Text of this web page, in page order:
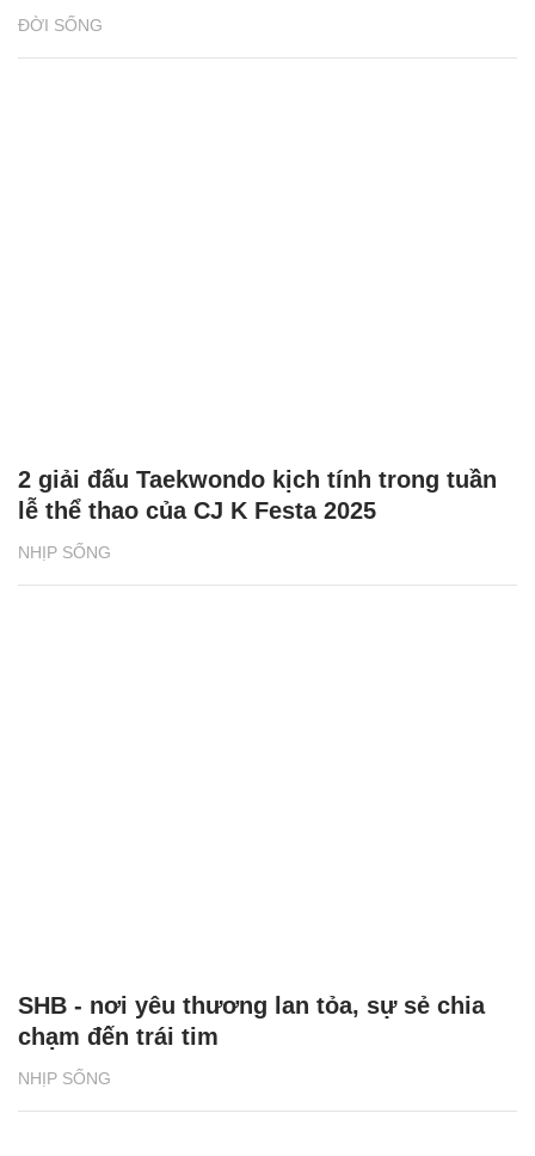
ĐỜI SỐNG
NHỊP SỐNG
2 giải đấu Taekwondo kịch tính trong tuần
lễ thể thao của CJ K Festa 2025
NHỊP SỐNG
SHB - nơi yêu thương lan tỏa, sự sẻ chia
chạm đến trái tim